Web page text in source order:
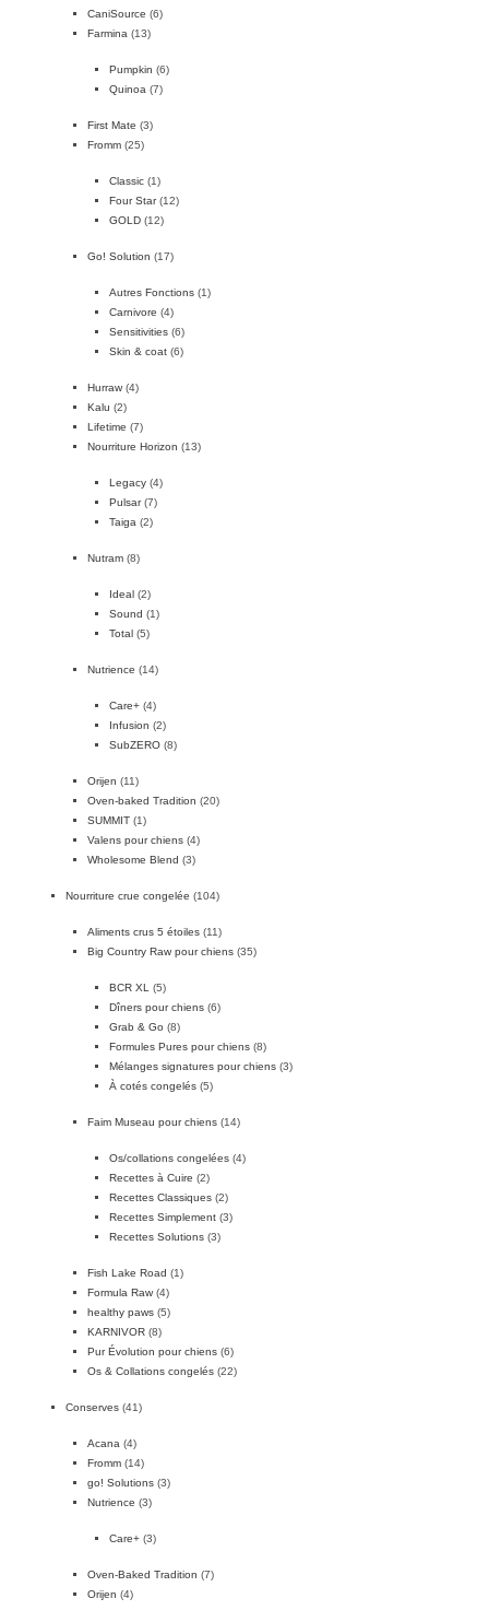
CaniSource (6)
Farmina (13)
Pumpkin (6)
Quinoa (7)
First Mate (3)
Fromm (25)
Classic (1)
Four Star (12)
GOLD (12)
Go! Solution (17)
Autres Fonctions (1)
Carnivore (4)
Sensitivities (6)
Skin & coat (6)
Hurraw (4)
Kalu (2)
Lifetime (7)
Nourriture Horizon (13)
Legacy (4)
Pulsar (7)
Taiga (2)
Nutram (8)
Ideal (2)
Sound (1)
Total (5)
Nutrience (14)
Care+ (4)
Infusion (2)
SubZERO (8)
Orijen (11)
Oven-baked Tradition (20)
SUMMIT (1)
Valens pour chiens (4)
Wholesome Blend (3)
Nourriture crue congelée (104)
Aliments crus 5 étoiles (11)
Big Country Raw pour chiens (35)
BCR XL
(5)
Dîners pour chiens (6)
Grab & Go (8)
Formules Pures pour chiens (8)
Mélanges signatures pour chiens (3)
À cotés congelés (5)
Faim Museau pour chiens (14)
Os/collations congelées (4)
Recettes à Cuire (2)
Recettes Classiques (2)
Recettes Simplement (3)
Recettes Solutions (3)
Fish Lake Road (1)
Formula Raw (4)
healthy paws (5)
KARNIVOR (8)
Pur Évolution pour chiens (6)
Os & Collations congelés (22)
Conserves (41)
Acana (4)
Fromm (14)
go! Solutions (3)
Nutrience (3)
Care+ (3)
Oven-Baked Tradition (7)
Orijen (4)